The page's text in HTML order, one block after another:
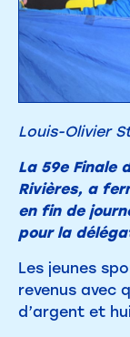
Louis-Olivier
La 59e Finale
Rivières, a
en fin de
pour la
Les jeunes
revenus avec
d’argent et